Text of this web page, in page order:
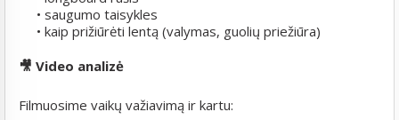
• saugumo taisykles
• kaip prižiūrėti lentą (valymas, guolių priežiūra)
🎥 Video analizė
Filmuosime vaikų važiavimą ir kartu: